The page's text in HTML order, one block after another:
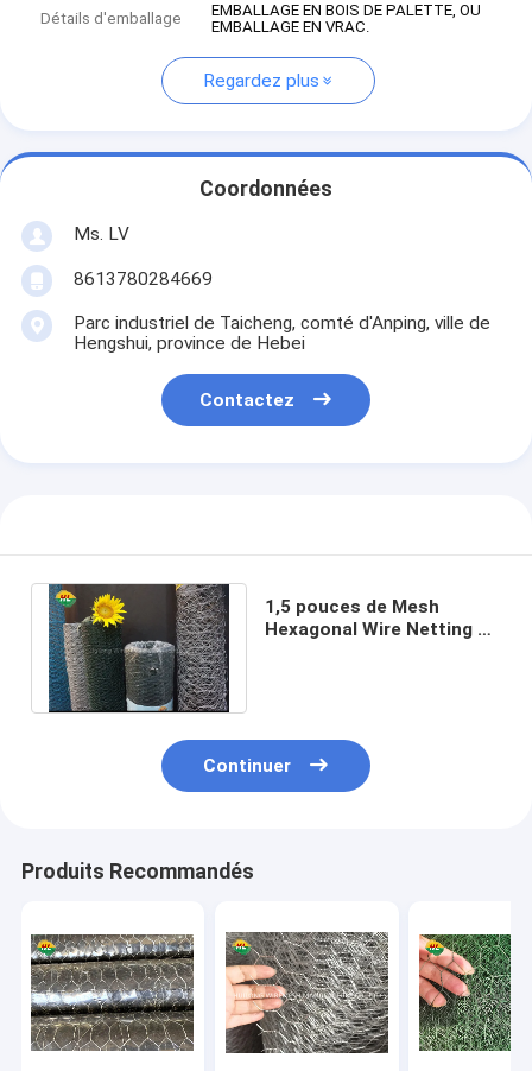
Détails d'emballage
EMBALLAGE EN BOIS DE PALETTE, OU
EMBALLAGE EN VRAC.
Regardez plus
Coordonnées
Ms. LV
8613780284669
Parc industriel de Taicheng, comté d'Anping, ville de
Hengshui, province de Hebei
Contactez
1,5 pouces de Mesh
Hexagonal Wire Netting 20
Continuer
Produits Recommandés